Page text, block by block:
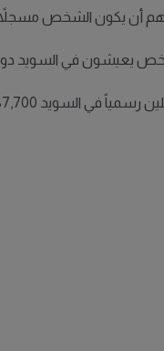
أن يكون الشخص مسجلاً
السويد 10,587,700 شخص.